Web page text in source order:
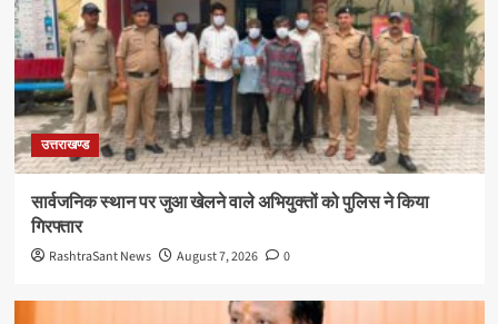
उत्तराखण्ड
सार्वजनिक स्थान पर जुआ खेलने वाले अभियुक्तों को पुलिस ने किया
गिरफ्तार
RashtraSant News August 7, 2026 0